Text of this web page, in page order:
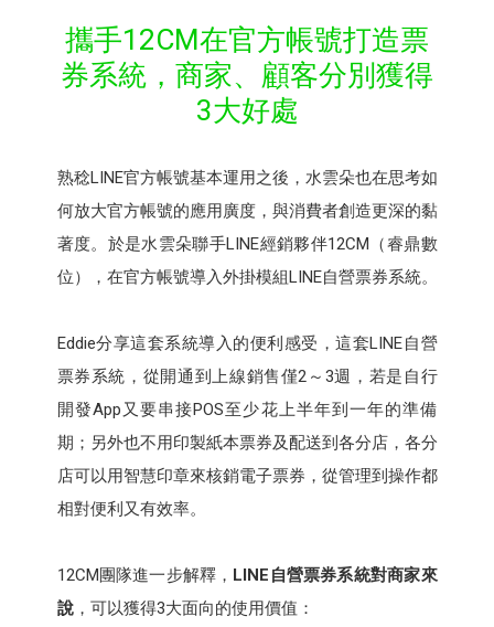
攜手12CM在官方帳號打造票
券系統，商家、顧客分別獲得
3大好處
熟稔LINE官方帳號基本運用之後，水雲朵也在思考如
何放大官方帳號的應用廣度，與消費者創造更深的黏
著度。於是水雲朵聯手LINE經銷夥伴12CM（睿鼎數
位），在官方帳號導入外掛模組LINE自營票券系統。
Eddie分享這套系統導入的便利感受，這套LINE自營
票券系統，從開通到上線銷售僅2～3週，若是自行
開發App又要串接POS至少花上半年到一年的準備
期；另外也不用印製紙本票券及配送到各分店，各分
店可以用智慧印章來核銷電子票券，從管理到操作都
相對便利又有效率。
12CM團隊進一步解釋， LINE自營票券系統對商家來
說，可以獲得3大面向的使用價值：